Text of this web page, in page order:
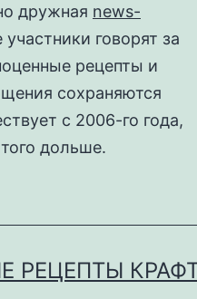
дружная news-
участники говорят за
рецепты и
сохраняются
с 2006-го года,
дольше.
РЕЦЕПТЫ